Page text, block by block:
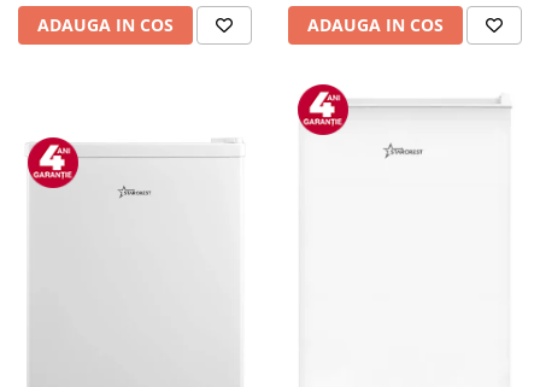
ADAUGA IN COS ADAUGA IN COS